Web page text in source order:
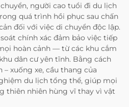
người cao tuổi đi du lịch
quá trình hồi phục sau chấn
đối với việc di chuyển độc lập.
chính xác đảm bảo việc tiếp
hoàn cảnh — từ các khu cắm
dân cư yên tĩnh. Bằng cách
xuống xe, cầu thang của
du lịch tổng thể, giúp mọi
thiên nhiên hùng vĩ thay vì vật